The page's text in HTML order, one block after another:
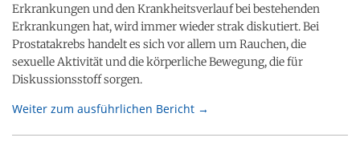
Erkrankungen und den Krankheitsverlauf bei bestehenden
Erkrankungen hat, wird immer wieder strak diskutiert. Bei
Prostatakrebs handelt es sich vor allem um Rauchen, die
sexuelle Aktivität und die körperliche Bewegung, die für
Diskussionsstoff sorgen.
Weiter zum ausführlichen Bericht →